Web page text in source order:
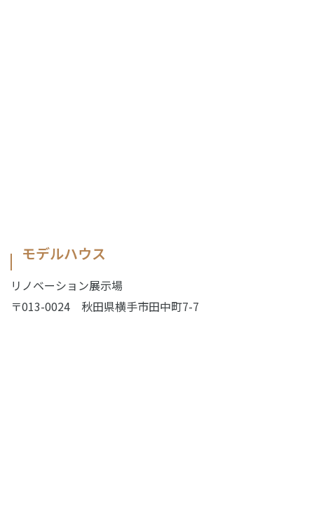
モデルハウス
リノベーション展示場
〒013-0024 秋田県横手市田中町7-7